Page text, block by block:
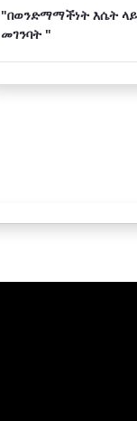
"በወንድማማችነት እሴት
መገንባት "